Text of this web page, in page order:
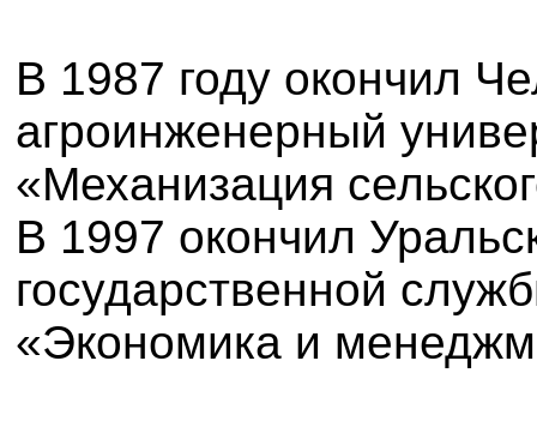
В 1987 году окончил
агроинженерный
«Механизация
В 1997 окончил
государственной
«Экономика и